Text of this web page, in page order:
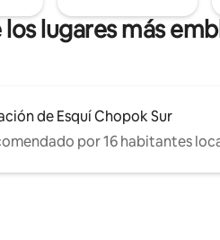
lugares más
de Esquí Chopok Sur
por 16 habitantes